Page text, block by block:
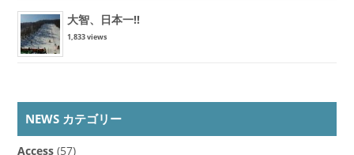
大智、日本一!!
1,833 views
NEWS カテゴリー
Access(57)